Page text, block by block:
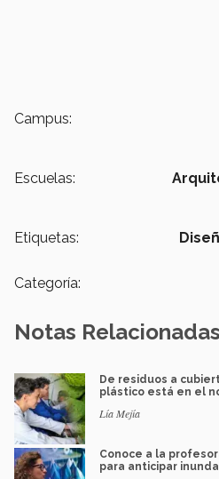
Campus:
Escuelas:
Etiquetas:
Categoría:
Notas Relacionadas
De residuos a
plástico está en el
Lía Mejía
Conoce a la
para anticipar